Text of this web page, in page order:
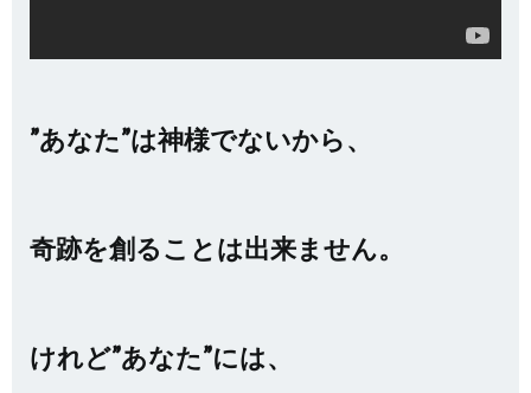
”あなた”は神様でないから、
奇跡を創ることは出来ません。
けれど”あなた”には、